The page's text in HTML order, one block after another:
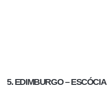
5. EDIMBURGO – ESCÓCIA